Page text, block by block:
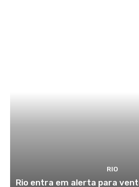
RIO
Rio entra em alerta para